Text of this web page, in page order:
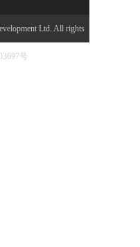
Ltd. All rights
号